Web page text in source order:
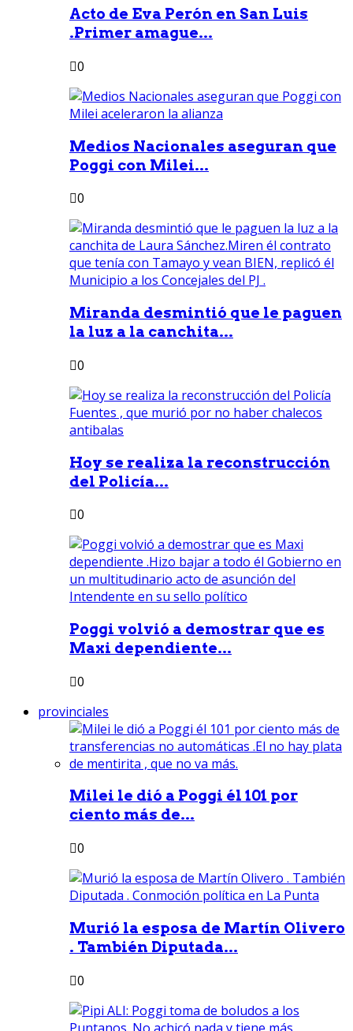
Acto de Eva Perón en San Luis
.Primer amague...
0
Medios Nacionales aseguran que
Poggi con Milei...
0
Miranda desmintió que le paguen
la luz a la canchita...
0
Hoy se realiza la reconstrucción
del Policía...
0
Poggi volvió a demostrar que es
Maxi dependiente...
0
provinciales
Milei le dió a Poggi él 101 por
ciento más de...
0
Murió la esposa de Martín Olivero
. También Diputada...
0